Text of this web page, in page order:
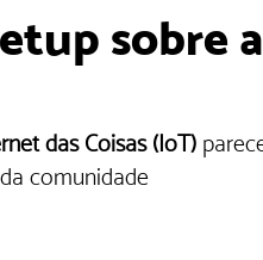
sobre a
das Coisas (IoT)
comunidade